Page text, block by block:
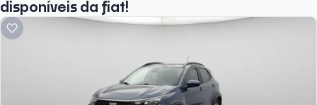
Busque por versão
disponíveis da fiat!